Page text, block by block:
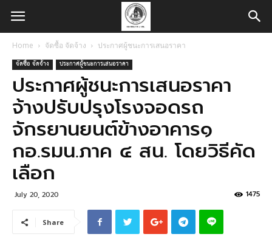
Home จัดซื้อ จัดจ้าง ประกาศผู้ชนะการเสนอราคา
จัดซื้อ จัดจ้าง ประกาศผู้ชนะการเสนอราคา
ประกาศผู้ชนะการเสนอราคา
จ้างปรับปรุงโรงจอดรถ
จักรยานยนต์ข้างอาคาร๑
กอ.รมน.ภาค ๔ สน. โดยวิธีคัด
เลือก
July 20, 2020 1475
Share